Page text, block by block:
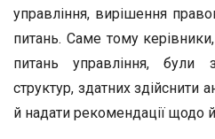
управління, вирішення
питань. Саме тому
питань управління, були
структур, здатних здійснити
й надати рекомендації щодо